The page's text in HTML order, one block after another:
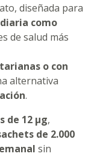
diseñada para
como
de salud más
o con
alternativa
.
de 12 µg,
de 2.000
sin